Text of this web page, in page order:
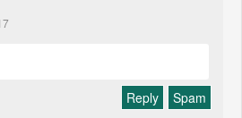
Reply Spam